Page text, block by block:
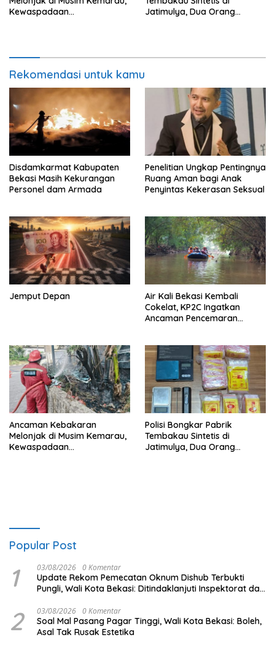
Kewaspadaan
Jatimulya, Dua Orang
Rekomendasi untuk kamu
Disdamkarmat Kabupaten
Bekasi Masih Kekurangan
Personel dam Armada
Penelitian Ungkap Pentingnya
Ruang Aman bagi Anak
Penyintas Kekerasan Seksual
Jemput Depan
Air Kali Bekasi Kembali
Cokelat, KP2C Ingatkan
Ancaman Pencemaran
Ancaman Kebakaran
Melonjak di Musim Kemarau,
Kewaspadaan
Polisi Bongkar Pabrik
Tembakau Sintetis di
Jatimulya, Dua Orang
Popular Post
1 03/08/2026 0 Komentar
Update Rekom Pemecatan Oknum Dishub Terbukti
Pungli, Wali Kota Bekasi: Ditindaklanjuti Inspektorat dan
2 03/08/2026 0 Komentar
Soal Mal Pasang Pagar Tinggi, Wali Kota Bekasi: Boleh,
Asal Tak Rusak Estetika